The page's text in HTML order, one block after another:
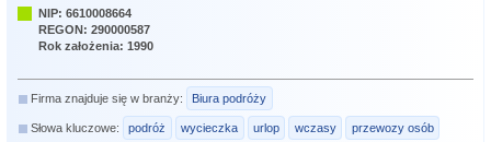
NIP: 6610008664
REGON: 290000587
Rok założenia: 1990
Firma znajduje się w branży: Biura podróży
Słowa kluczowe: podróż wycieczka urlop wczasy przewozy osób